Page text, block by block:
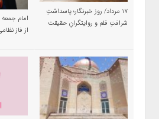
۱۷ مرداد/ روز خبرنگار؛ پاسداشتِ
شرافتِ قلم و روایتگرانِ حقیقت
امام جمعه
از فاز